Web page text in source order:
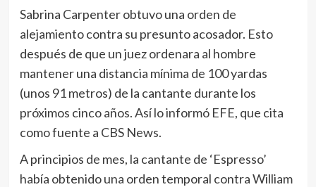
Sabrina Carpenter obtuvo una orden de
alejamiento contra su presunto acosador. Esto
después de que un juez ordenara al hombre
mantener una distancia mínima de 100 yardas
(unos 91 metros) de la cantante durante los
próximos cinco años. Así lo informó EFE, que cita
como fuente a CBS News.
A principios de mes, la cantante de ‘Espresso’
había obtenido una orden temporal contra William